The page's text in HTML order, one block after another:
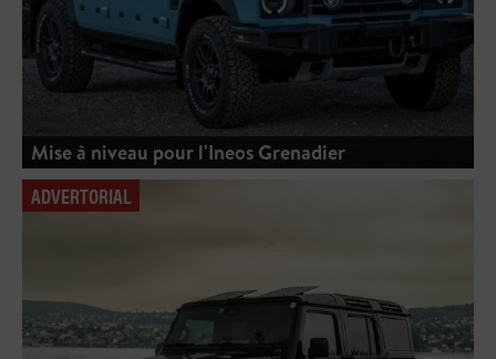
Mise à niveau pour l'Ineos Grenadier
ADVERTORIAL